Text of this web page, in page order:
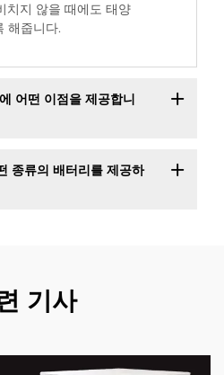
치지 않을 때에도 태양
해줍니다.
어떤 이점을 제공합니
종류의 배터리를 제공하
기사